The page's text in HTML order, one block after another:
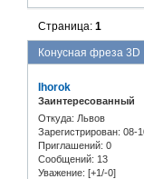
Конусная фреза 3D
Страница:1
Ihorok
Заинтересованный
Откуда: Львов
Зарегистрирован: 08-
Приглашений: 0
Сообщений: 13
Уважение: [+1/-0]